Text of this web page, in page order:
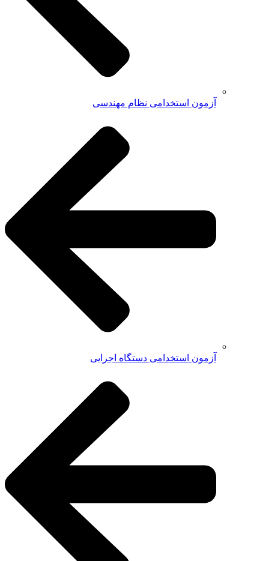
آزمون استخدامی نظام مهندسی
آزمون استخدامی دستگاه اجرایی